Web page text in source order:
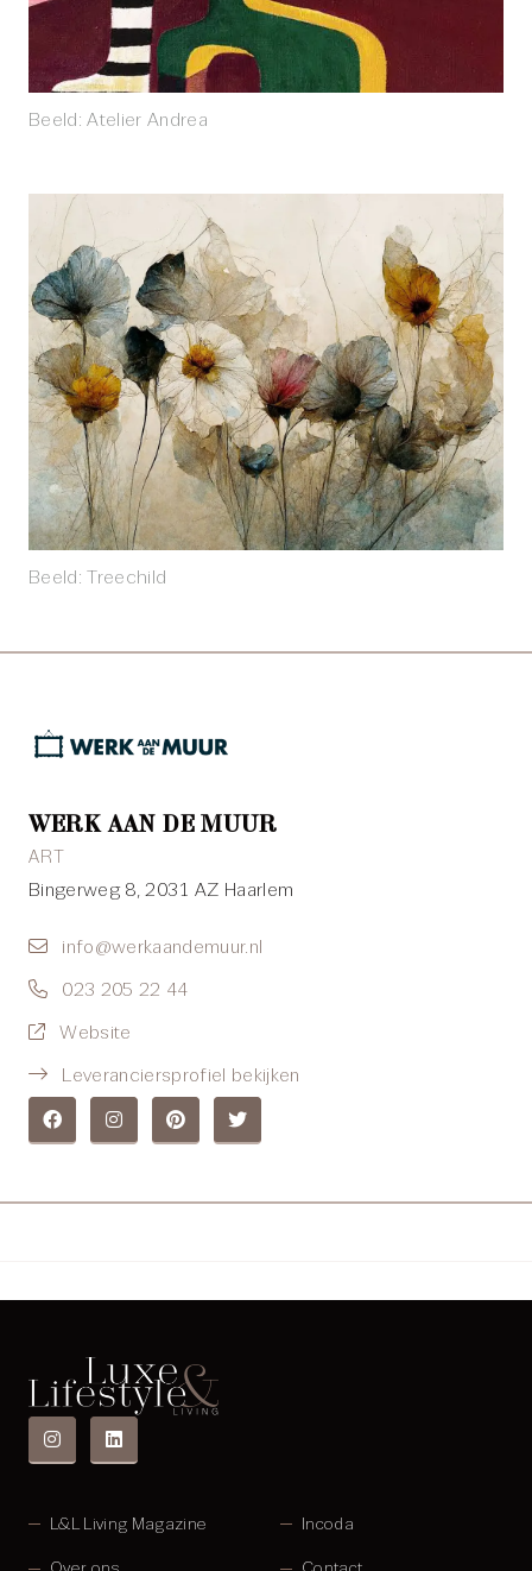
Beeld: Atelier Andrea
Beeld: Treechild
WERK AAN DE MUUR
ART
Bingerweg 8, 2031 AZ Haarlem
info@werkaandemuur.nl
023 205 22 44
Website
Leveranciersprofiel bekijken
L&L Living Magazine Incoda